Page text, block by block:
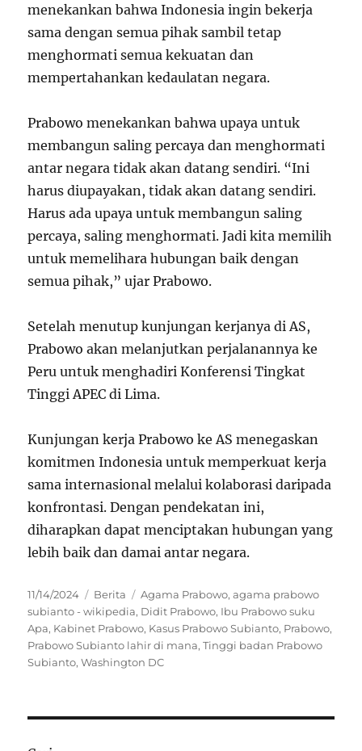
menekankan bahwa Indonesia ingin bekerja
sama dengan semua pihak sambil tetap
menghormati semua kekuatan dan
mempertahankan kedaulatan negara.
Prabowo menekankan bahwa upaya untuk
membangun saling percaya dan menghormati
antar negara tidak akan datang sendiri. “Ini
harus diupayakan, tidak akan datang sendiri.
Harus ada upaya untuk membangun saling
percaya, saling menghormati. Jadi kita memilih
untuk memelihara hubungan baik dengan
semua pihak,” ujar Prabowo.
Setelah menutup kunjungan kerjanya di AS,
Prabowo akan melanjutkan perjalanannya ke
Peru untuk menghadiri Konferensi Tingkat
Tinggi APEC di Lima.
Kunjungan kerja Prabowo ke AS menegaskan
komitmen Indonesia untuk memperkuat kerja
sama internasional melalui kolaborasi daripada
konfrontasi. Dengan pendekatan ini,
diharapkan dapat menciptakan hubungan yang
lebih baik dan damai antar negara.
Posted
on
11/14/2024 Categories
Berita Tags
Agama Prabowo,agama prabowo
subianto - wikipedia, Didit Prabowo, Ibu Prabowo suku
Apa, Kabinet Prabowo, Kasus Prabowo Subianto, Prabowo,
Prabowo Subianto lahir di mana,Tinggi badan Prabowo
Subianto,Washington DC